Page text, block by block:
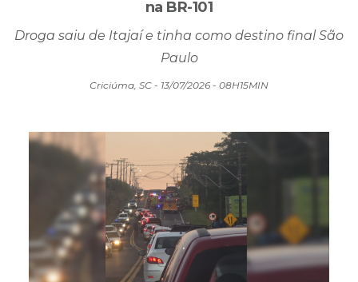
na BR-101
Droga saiu de Itajaí e tinha como destino final São
Paulo
Criciúma, SC - 13/07/2026 - 08H15MIN